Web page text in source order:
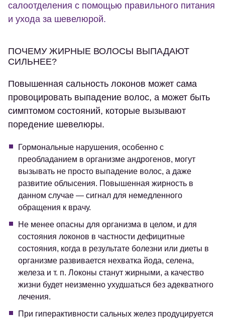
салоотделения с помощью правильного питания
и ухода за шевелюрой.
ПОЧЕМУ ЖИРНЫЕ ВОЛОСЫ ВЫПАДАЮТ
СИЛЬНЕЕ?
Повышенная сальность локонов может сама
провоцировать выпадение волос, а может быть
симптомом состояний, которые вызывают
поредение шевелюры.
Гормональные нарушения, особенно с
преобладанием в организме андрогенов, могут
вызывать не просто выпадение волос, а даже
развитие облысения. Повышенная жирность в
данном случае — сигнал для немедленного
обращения к врачу.
Не менее опасны для организма в целом, и для
состояния локонов в частности дефицитные
состояния, когда в результате болезни или диеты в
организме развивается нехватка йода, селена,
железа и т. п. Локоны станут жирными, а качество
жизни будет неизменно ухудшаться без адекватного
лечения.
При гиперактивности сальных желез продуцируется